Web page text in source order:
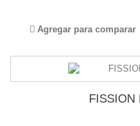
Agregar para comparar
FISSION